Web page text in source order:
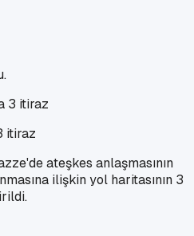
itiraz
ateşkes anlaşmasının
ilişkin yol haritasının 3